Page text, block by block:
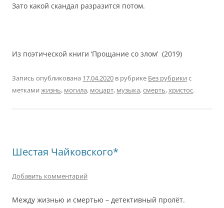
Зато какой скандал разразится потом.
Из поэтической книги ‘Прощание со злом’ (2019)
Запись опубликована 17.04.2020 в рубрике Без рубрики с
метками жизнь, могила, моцарт, музыка,смерть,христос.
Шестая Чайковского*
Добавить комментарий
Между жизнью и смертью – детективный пролёт.